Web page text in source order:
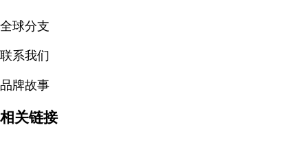
全球分支
联系我们
品牌故事
相关链接